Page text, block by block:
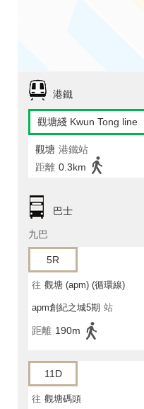
港鐵
觀塘綫 Kwun Tong line
觀塘 港鐵站
距離 0.3km
巴士
九巴
5R
往 觀塘 (apm) (循環線)
apm創紀之城5期 站
距離 190m
11D
往 觀塘碼頭